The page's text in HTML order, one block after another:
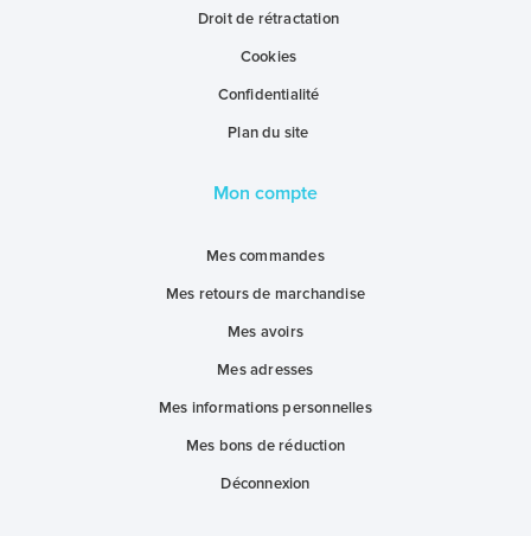
Droit de rétractation
Cookies
Confidentialité
Plan du site
Mon compte
Mes commandes
Mes retours de marchandise
Mes avoirs
Mes adresses
Mes informations personnelles
Mes bons de réduction
Déconnexion